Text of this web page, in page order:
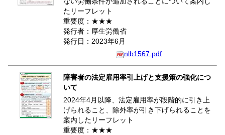
たリーフレット
重要度：★★★
発行者：厚生労働省
発行日：2023年6月
nlb1567.pdf
障害者の法定雇用率引上げと支援策の強化につ
いて
2024年4月以降、法定雇用率が段階的に引き上
げられること、除外率が引き下げられることを
案内したリーフレット
重要度：★★★